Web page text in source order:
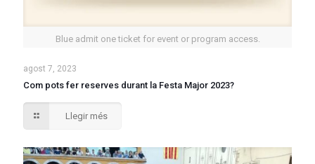
Blue admit one ticket for event or program access.
agost 7, 2023
Com pots fer reserves durant la Festa Major 2023?
Llegir més